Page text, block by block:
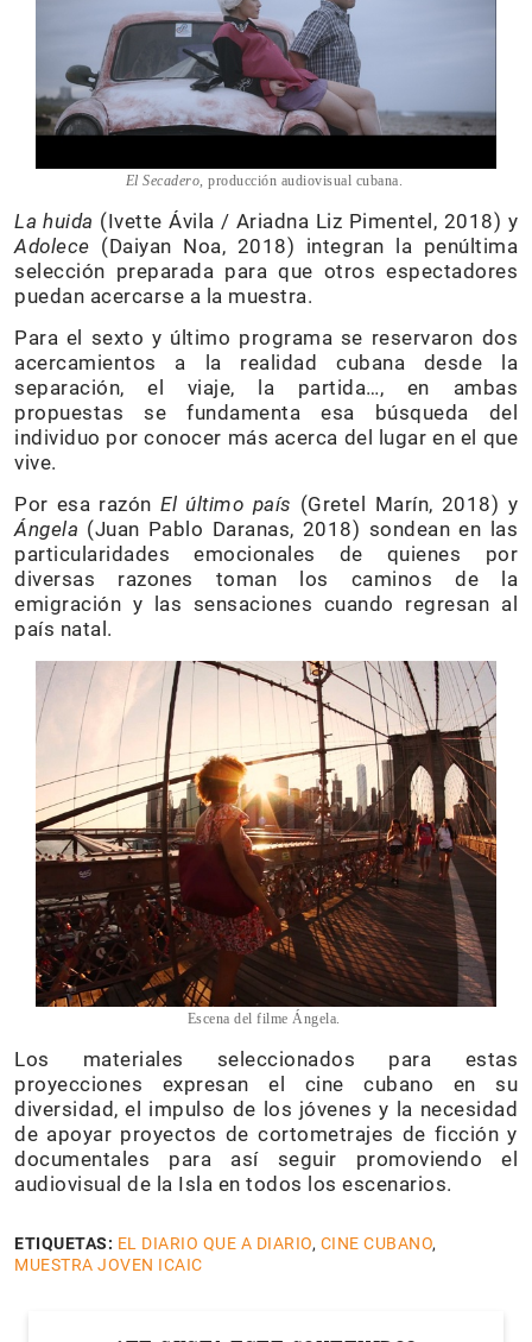
El Secadero, producción audiovisual cubana.
La huida (Ivette Ávila / Ariadna Liz Pimentel, 2018) y
Adolece (Daiyan Noa, 2018) integran la penúltima
selección preparada para que otros espectadores
puedan acercarse a la muestra.
Para el sexto y último programa se reservaron dos
acercamientos a la realidad cubana desde la
separación, el viaje, la partida…, en ambas
propuestas se fundamenta esa búsqueda del
individuo por conocer más acerca del lugar en el que
vive.
Por esa razónEl último país (Gretel Marín, 2018) y
Ángela (Juan Pablo Daranas, 2018) sondean en las
particularidades emocionales de quienes por
diversas razones toman los caminos de la
emigración y las sensaciones cuando regresan al
país natal.
Escena del filme Ángela.
Los materiales seleccionados para estas
proyecciones expresan el cine cubano en su
diversidad, el impulso de los jóvenes y la necesidad
de apoyar proyectos de cortometrajes de ficción y
documentales para así seguir promoviendo el
audiovisual de la Isla en todos los escenarios.
ETIQUETAS: EL DIARIO QUE A DIARIO, CINE CUBANO,
MUESTRA JOVEN ICAIC